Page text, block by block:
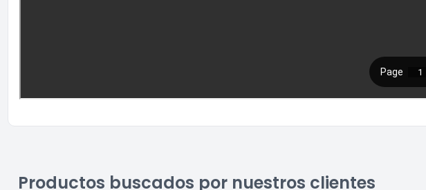
Productos buscados por nuestros clientes